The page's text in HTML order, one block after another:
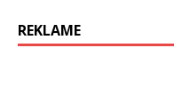
REKLAME